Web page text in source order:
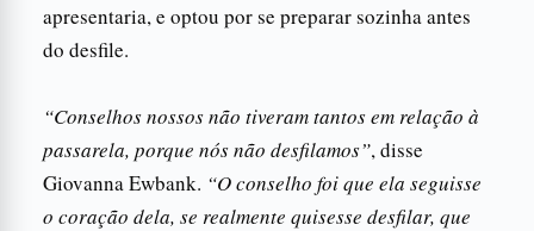
apresentaria, e optou por se preparar sozinha antes
do desfile.
“Conselhos nossos não tiveram tantos em relação à
passarela, porque nós não desfilamos”, disse
Giovanna Ewbank. “O conselho foi que ela seguisse
o coração dela, se realmente quisesse desfilar, que